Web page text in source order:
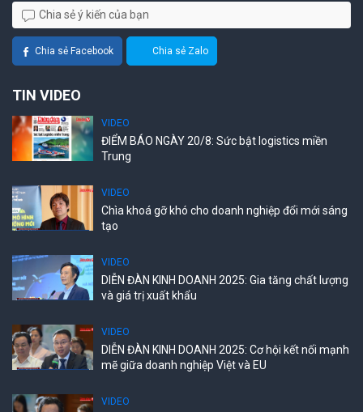
Chia sẻ ý kiến của bạn
Chia sẻ Facebook Chia sẻ Zalo
TIN VIDEO
VIDEO
ĐIỂM BÁO NGÀY 20/8: Sức bật logistics miền
Trung
VIDEO
Chìa khoá gỡ khó cho doanh nghiệp đổi mới sáng
tạo
VIDEO
DIỄN ĐÀN KINH DOANH 2025: Gia tăng chất lượng
và giá trị xuất khẩu
VIDEO
DIỄN ĐÀN KINH DOANH 2025: Cơ hội kết nối mạnh
mẽ giữa doanh nghiệp Việt và EU
VIDEO